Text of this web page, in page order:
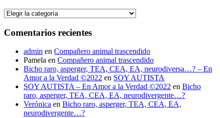
Categorías
Comentarios recientes
admin en Compañero animal trascendido
Pamela en Compañero animal trascendido
Bicho raro, asperger, TEA, CEA, EA, neurodiversa…? – En
Amor a la Verdad ©2022 en SOY AUTISTA
SOY AUTISTA – En Amor a la Verdad ©2022 en Bicho
raro, asperger, TEA, CEA, EA, neurodivergente…?
Verónica en Bicho raro, asperger, TEA, CEA, EA,
neurodivergente…?